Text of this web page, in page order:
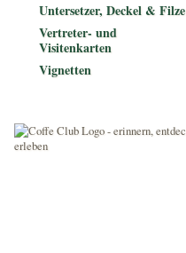
Untersetzer, Deckel & Filze
Vertreter- und
Visitenkarten
Vignetten